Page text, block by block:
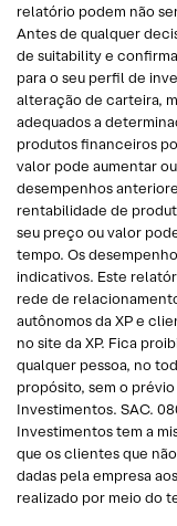
relatório podem não
Antes de qualquer
de suitability e
para o seu perfil de
alteração de carteira,
adequados a
produtos financeiros
valor pode aumentar
desempenhos
rentabilidade de
seu preço ou valor
tempo. Os
indicativos. Este
rede de
autônomos da XP e
no site da XP. Fica
qualquer pessoa, no
propósito, sem o
Investimentos. SAC.
Investimentos tem a
que os clientes que
dadas pela empresa
realizado por meio do